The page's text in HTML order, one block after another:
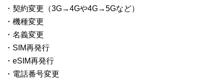
・契約変更（3G→4Gや4G→5Gなど）
・機種変更
・名義変更
・SIM再発行
・eSIM再発行
・電話番号変更